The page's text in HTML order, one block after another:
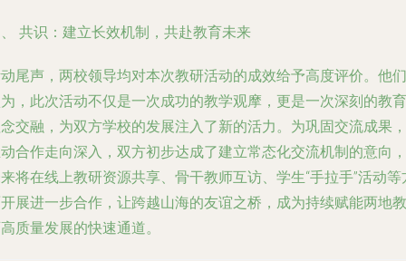
共识：建立长效机制，共赴教育未来
尾声，两校领导均对本次教研活动的成效给予高度评价。他们
，此次活动不仅是一次成功的教学观摩，更是一次深刻的教育
交融，为双方学校的发展注入了新的活力。为巩固交流成果，
合作走向深入，双方初步达成了建立常态化交流机制的意向，
将在线上教研资源共享、骨干教师互访、学生“手拉手”活动等
展进一步合作，让跨越山海的友谊之桥，成为持续赋能两地教
质量发展的快速通道。